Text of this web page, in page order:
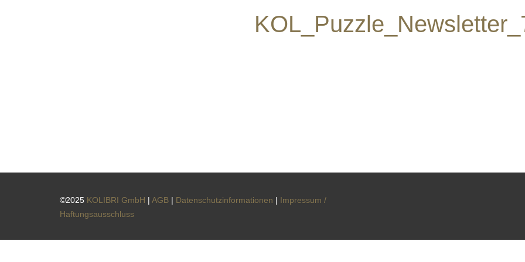
©2025 KOLIBRI GmbH | AGB | Datenschutzinformationen | Impressum /
Haftungsausschluss